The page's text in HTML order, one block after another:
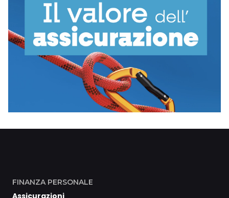
FINANZA PERSONALE
Assicurazioni